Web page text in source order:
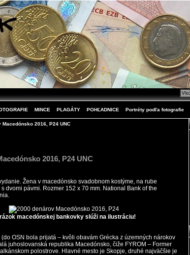
MINCE PLAGÁTY POHĽADNICE Portréty podľa fotografie
2016, P24 UNC
2016, P24 UNC
Žena v macedónsko svadobnom kostýme, na rube
dvomi pávmi. Rozmer 152 x 70 mm. National Bank of the
macedónskej bankovky slúži na ilustráciu!
OSN bola prijatá – kvôli obavám Grécka z územných nárokov
juhoslovanská republika Macedónsko, čiže FYROM – Former
polostrove. Hlavné mesto je Skopje, druhé najväčšie je